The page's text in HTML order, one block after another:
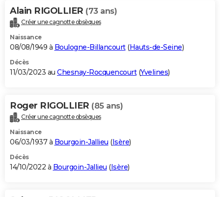
Alain RIGOLLIER (73 ans)
Créer une cagnotte obsèques
Naissance
08/08/1949 à Boulogne-Billancourt(Hauts-de-Seine)
Décès
11/03/2023 au Chesnay-Rocquencourt(Yvelines)
Roger RIGOLLIER (85 ans)
Créer une cagnotte obsèques
Naissance
06/03/1937 à Bourgoin-Jallieu (Isère)
Décès
14/10/2022 à Bourgoin-Jallieu (Isère)